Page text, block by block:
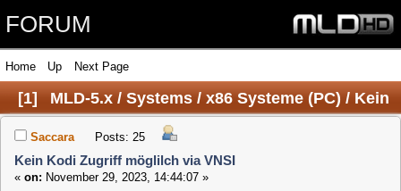
FORUM
[1] MLD-5.x / Systems / x86 Systeme (PC) / Kein
Kodi Zugriff möglilch via VNSI
Saccara Posts: 25
Kein Kodi Zugriff möglilch via VNSI
Hi,